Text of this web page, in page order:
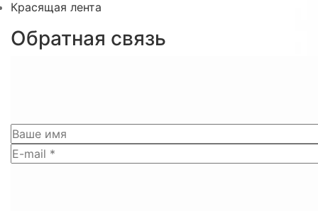
Красящая лента
Обратная связь